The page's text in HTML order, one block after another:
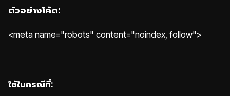
ตัวอย่างโค้ด:
<meta name="robots" content="noindex, follow">
ใช้ในกรณีที่: